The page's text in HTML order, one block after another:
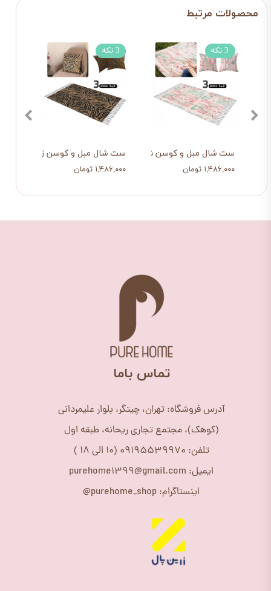
ست شال مبل و کوسن زبرا (قهوه
۱,۴۸۶,۰۰۰ تومان
3 تکه
ست شال مبل و کوسن شهر رویایی
۱,۴۸۶,۰۰۰ تومان
3 تکه
​تماس باما
آدرس فروشگاه: تهران، چیتگر، بلوار علیمردانی
(کوهک)، مجتمع تجاری ریحانه، طبقه اول
تلفن: 09195539970 (10 الی 18 )
ایمیل: purehome1399@gmail.com
اینستاگرام: purehome_shop@